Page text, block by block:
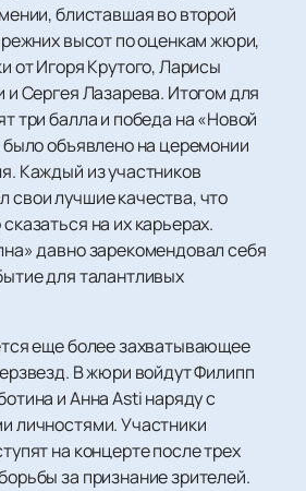
блиставшая во второй
высот по оценкам жюри,
от Игоря Крутого, Ларисы
Сергея Лазарева. Итогом для
три балла и победа на «Новой
объявлено на церемонии
Каждый из участников
свои лучшие качества, что
на их карьерах.
давно зарекомендовал себя
для талантливых
еще более захватывающее
В жюри войдут Филипп
и Анна Asti наряду с
личностями. Участники
на концерте после трех
за признание зрителей.